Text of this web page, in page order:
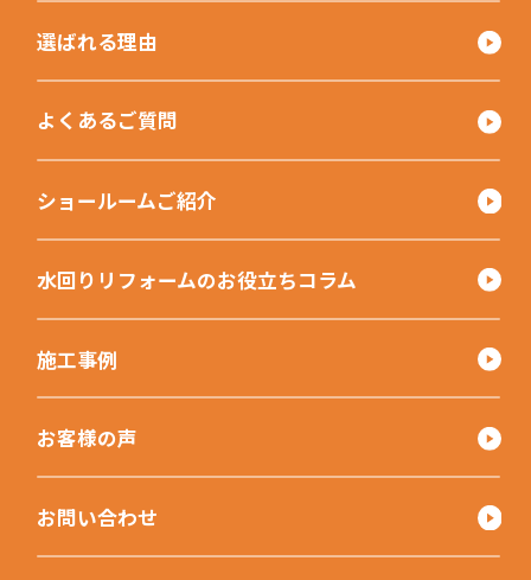
選ばれる理由
よくあるご質問
ショールームご紹介
水回りリフォームのお役立ちコラム
施工事例
お客様の声
お問い合わせ